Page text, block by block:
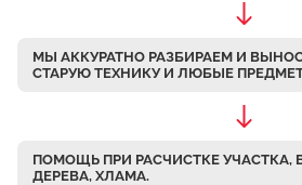
Поповка
Кривцы
МЫ АККУРАТНО РАЗБИРАЕМ И
СТАРУЮ ТЕХНИКУ И ЛЮБЫЕ
ПОМОЩЬ ПРИ РАСЧИСТКЕ УЧАСТКА,
ДЕРЕВА, ХЛАМА.